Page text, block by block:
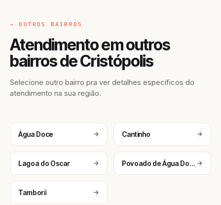
→ OUTROS BAIRROS
Atendimento em outros
bairros de Cristópolis
Selecione outro bairro pra ver detalhes específicos do
atendimento na sua região.
Água Doce Cantinho
Lagoa do Oscar Povoado de Água Doce
Tamboril